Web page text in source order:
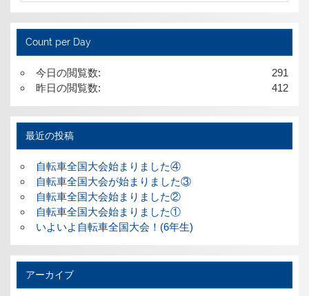
Count per Day
291
今日の閲覧数:
412
昨日の閲覧数:
最近の投稿
自転車全国大会始まりました④
自転車全国大会が始まりました③
自転車全国大会始まりました②
自転車全国大会始まりました①
いよいよ自転車全国大会！(6年生)
アーカイブ